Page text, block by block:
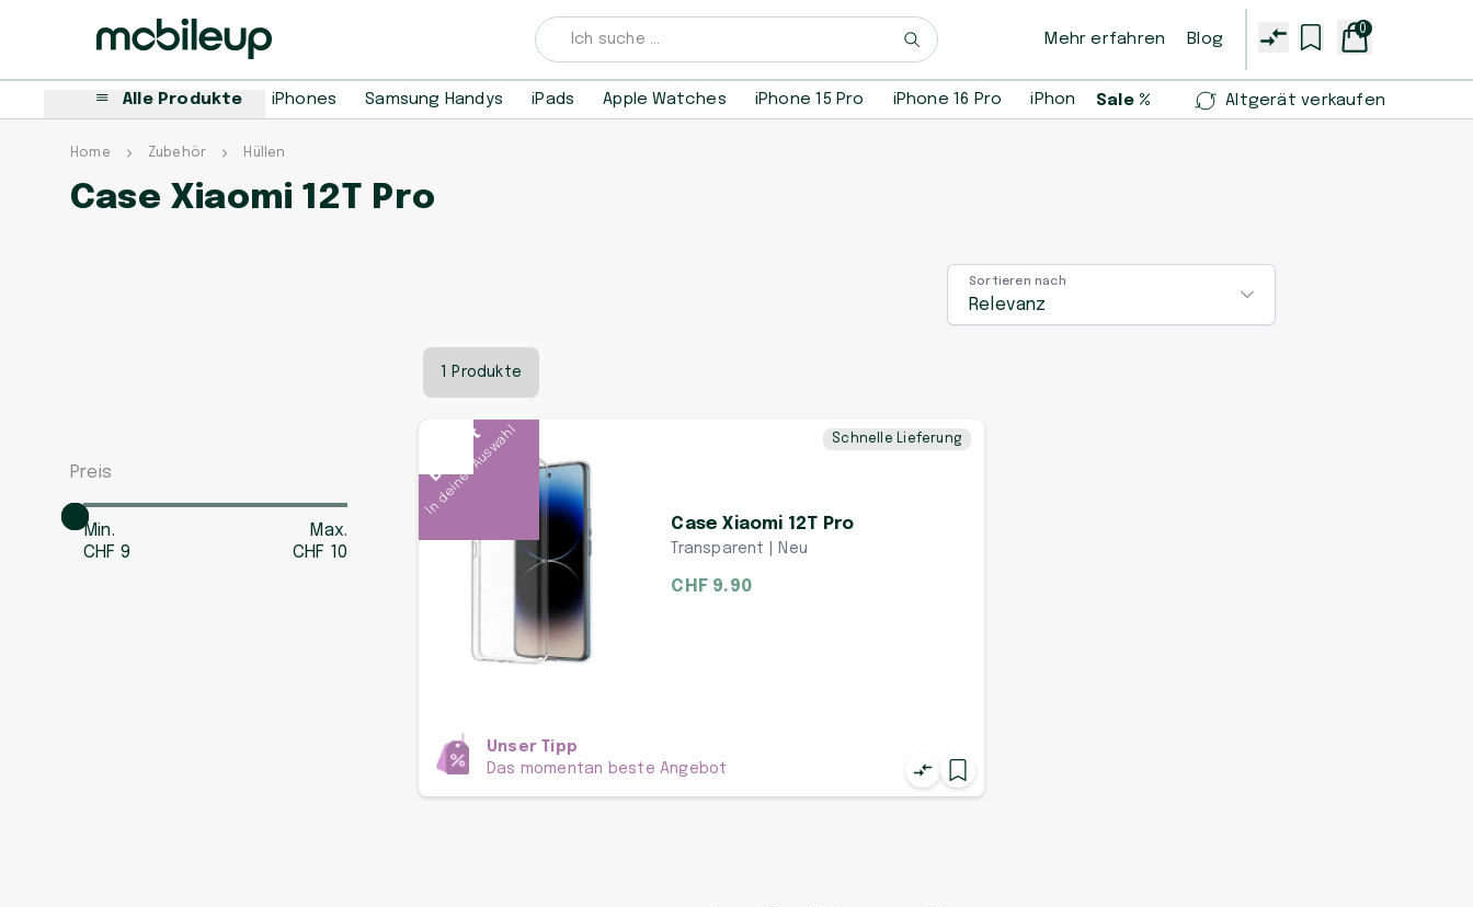
Mehr erfahren Blog
0
Alle Produkte iPhones Samsung Handys iPads Apple Watches iPhone 15 Pro iPhone 16 Pro iPhone 14 Pro iPhone 13 mini Samsung Galaxy
Sale % Altgerät verkaufen
Home Zubehör Hüllen
Case Xiaomi 12T Pro
Preis
Min.
CHF 9
Max.
CHF 10
Sortieren nach
Relevanz
1 Produkte
Beliebt
In deiner Auswahl Schnelle Lieferung
Case Xiaomi 12T Pro
Transparent | Neu
CHF 9.90
Unser Tipp
Das momentan beste Angebot